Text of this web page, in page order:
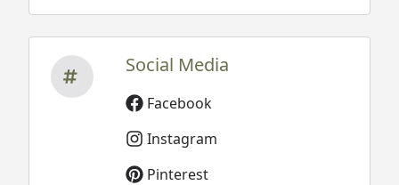
Social Media
Facebook
Instagram
Pinterest